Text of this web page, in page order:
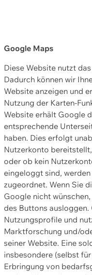
Google Maps
Diese Website nutzt
Dadurch können wir
Website anzeigen und
Nutzung der Karten-
Website erhält Google
entsprechende
haben. Dies erfolgt
Nutzerkonto
oder ob kein
eingeloggt sind,
zugeordnet. Wenn Sie
Google nicht
des Buttons
Nutzungsprofile und
Marktforschung und/
seiner Website. Eine
insbesondere (selbst
Erbringung von